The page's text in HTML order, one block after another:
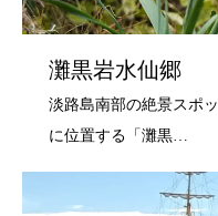
灘黒岩水仙郷